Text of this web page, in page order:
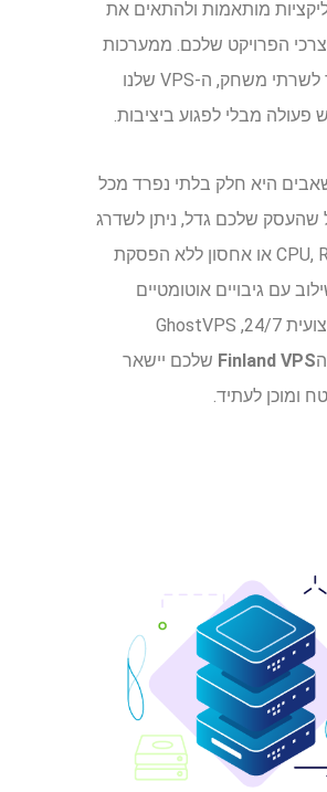
מותאמות ולהתאים את
הפרויקט שלכם. ממערכות
עסקיות ועד לשרתי משחק, ה-VPS שלנו
מבלי לפגוע ביציבות.
היא חלק בלתי נפרד מכל
שהעסק שלכם גדל, ניתן לשדרג
בקלות CPU, RAM או אחסון ללא הפסקת
עם גיבויים אוטומטיים
ותמיכה מקצועית 24/7, GhostVPS
Finland VPS שלכם יישאר
ומוכן לעתיד.